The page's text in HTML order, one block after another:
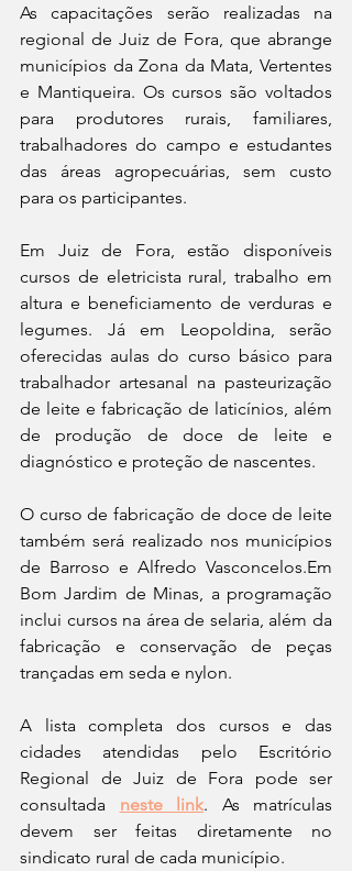
As capacitações serão realizadas na
regional de Juiz de Fora, que abrange
municípios da Zona da Mata, Vertentes
e Mantiqueira. Os cursos são voltados
para produtores rurais, familiares,
trabalhadores do campo e estudantes
das áreas agropecuárias, sem custo
para os participantes.
Em Juiz de Fora, estão disponíveis
cursos de eletricista rural, trabalho em
altura e beneficiamento de verduras e
legumes. Já em Leopoldina, serão
oferecidas aulas do curso básico para
trabalhador artesanal na pasteurização
de leite e fabricação de laticínios, além
de produção de doce de leite e
diagnóstico e proteção de nascentes.
O curso de fabricação de doce de leite
também será realizado nos municípios
de Barroso e Alfredo Vasconcelos.Em
Bom Jardim de Minas, a programação
inclui cursos na área de selaria, além da
fabricação e conservação de peças
trançadas em seda e nylon.
A lista completa dos cursos e das
cidades atendidas pelo Escritório
Regional de Juiz de Fora pode ser
consultada neste link. As matrículas
devem ser feitas diretamente no
sindicato rural de cada município.